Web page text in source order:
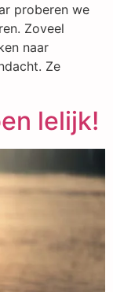
proberen we
Zoveel
naar
Ze
lelijk!